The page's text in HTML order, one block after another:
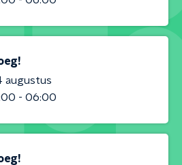
augustus
- 06:00